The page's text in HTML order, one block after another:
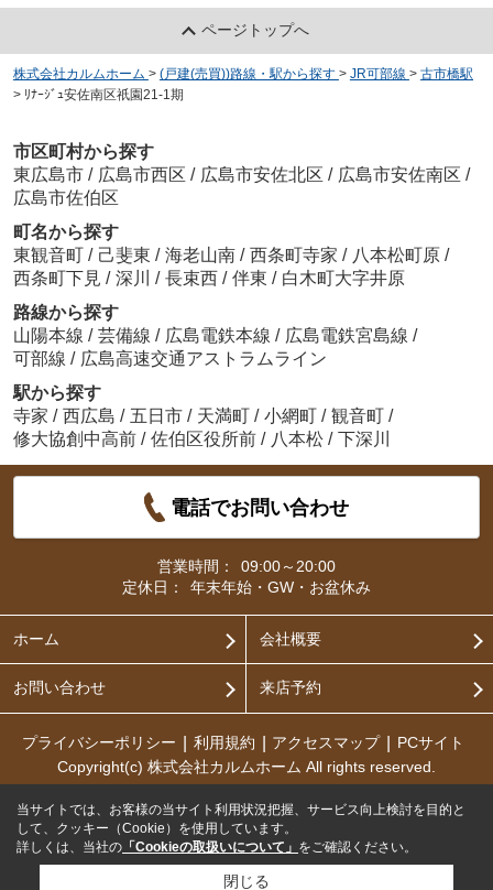
ページトップへ
株式会社カルムホーム > (戸建(売買))路線・駅から探す > JR可部線 > 古市橋駅
> ﾘﾅｰｼﾞｭ安佐南区祇園21-1期
市区町村から探す
東広島市 / 広島市西区 / 広島市安佐北区 / 広島市安佐南区 /
広島市佐伯区
町名から探す
東観音町 / 己斐東 / 海老山南 / 西条町寺家 / 八本松町原 /
西条町下見 / 深川 / 長束西 / 伴東 / 白木町大字井原
路線から探す
山陽本線 / 芸備線 / 広島電鉄本線 / 広島電鉄宮島線 /
可部線 / 広島高速交通アストラムライン
駅から探す
寺家 / 西広島 / 五日市 / 天満町 / 小網町 / 観音町 /
修大協創中高前 / 佐伯区役所前 / 八本松 / 下深川
電話でお問い合わせ
営業時間：
09:00～20:00
定休日：
年末年始・GW・お盆休み
ホーム 会社概要
お問い合わせ 来店予約
プライバシーポリシー 利用規約 アクセスマップ
PCサイト
Copyright(c) 株式会社カルムホーム All rights reserved.
当サイトでは、お客様の当サイト利用状況把握、サービス向上検討を目的と
して、クッキー（Cookie）を使用しています。
詳しくは、当社の 「Cookieの取扱いについて」 をご確認ください。
閉じる